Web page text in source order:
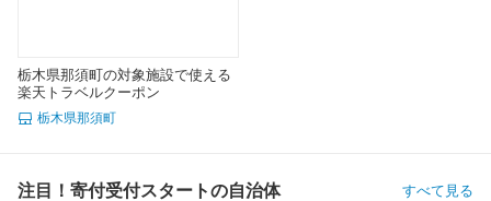
栃木県那須町の対象施設で使える
楽天トラベルクーポン
栃木県那須町
注目！寄付受付スタートの自治体 すべて見る